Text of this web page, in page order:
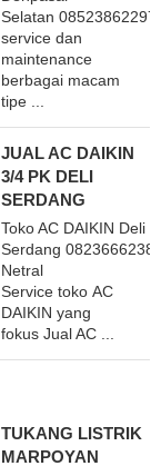
Selatan
service dan
maintenance
berbagai macam
tipe ...
JUAL AC DAIKIN
3/4 PK DELI
SERDANG
Toko AC DAIKIN Deli
Serdang
Netral
Service toko AC
DAIKIN yang
fokus Jual AC ...
TUKANG LISTRIK
MARPOYAN